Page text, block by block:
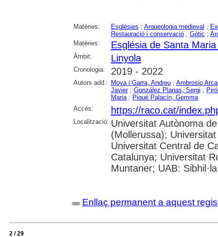
Matèries: Esglésies ; Arqueologia medieval ;
Restauració i conservació; Gòtic ;
Matèries:
Església de Santa
Àmbit: Linyola
Cronologia: 2019 - 2022
Autors add.: Moya i Garra, Andreu; Ambrosio
Javier; González Planas, Sergi ;
Maria; Piqué Palacín, Gemma
Accés:
https://raco.cat/
Localització: Universitat Autònoma
(Mollerussa);
Universitat Central de
Catalunya; Universitat
Muntaner; UAB: Sibhil·la
Enllaç permanent a aquest
2 / 29